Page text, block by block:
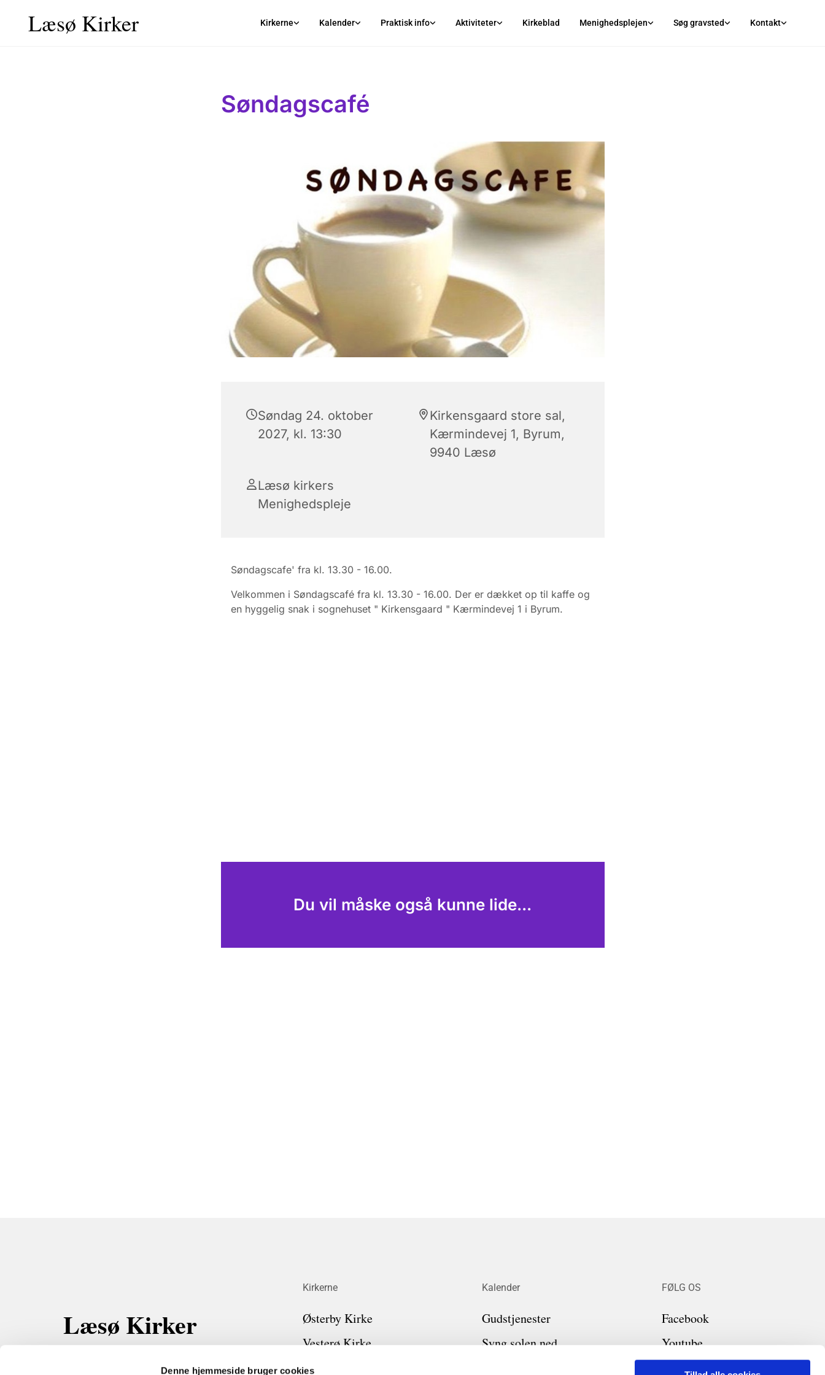
Denne hjemmeside bruger cookies
Læsø Kirker Kirkerne Kalender Praktisk info Aktiviteter Kirkeblad Menighedsplejen Søg gravsted Kontakt
Søndagscafé
Søndag 24. oktober
2027, kl. 13:30
Kirkensgaard store sal,
Kærmindevej 1, Byrum,
9940 Læsø
Læsø kirkers
Menighedspleje
Søndagscafe' fra kl. 13.30 - 16.00.
Velkommen i Søndagscafé fra kl. 13.30 - 16.00. Der er dækket op til kaffe og
en hyggelig snak i sognehuset " Kirkensgaard " Kærmindevej 1 i Byrum.
Du vil måske også kunne lide...
Læsø Kirker
Kirkerne
Østerby Kirke
Vesterø Kirke
Byrum Kirke
Kalender
Gudstjenester
Syng solen ned
FØLG OS
Facebook
Youtube